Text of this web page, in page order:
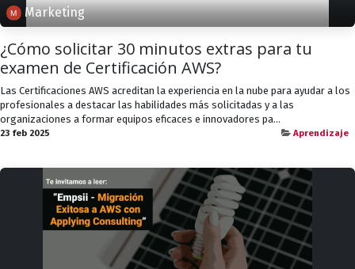
Marketing
¿Cómo solicitar 30 minutos extras para tu
examen de Certificación AWS?
Las Certificaciones AWS acreditan la experiencia en la nube para ayudar a los
profesionales a destacar las habilidades más solicitadas y a las
organizaciones a formar equipos eficaces e innovadores pa...
23 feb 2025 Aprendizaje